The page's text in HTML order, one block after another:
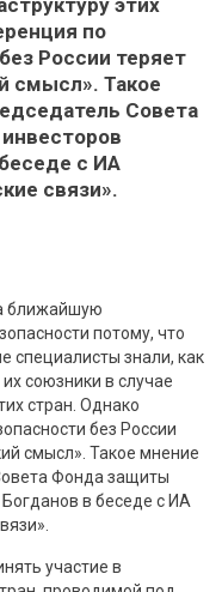
этих
по
России теряет
смысл». Такое
Совета
с ИА
связи».
ближайшую
потому, что
специалисты знали, как
союзники в случае
стран. Однако
без России
смысл». Такое мнение
Фонда защиты
в беседе с ИА
участие в